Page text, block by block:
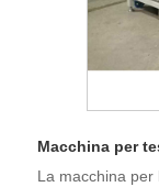
Macchina per
La macchina